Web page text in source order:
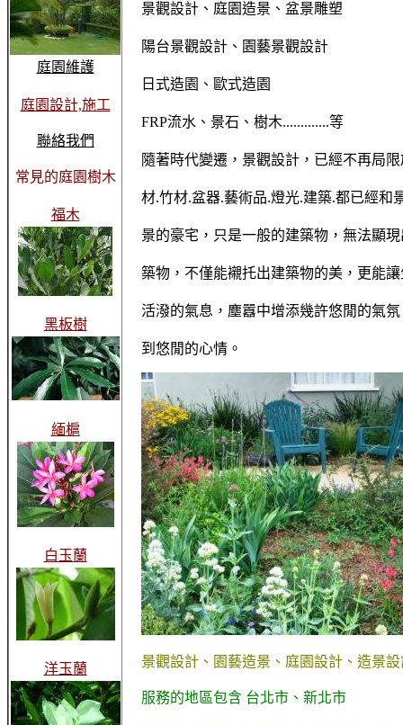
庭園維護
庭園設計,施工
聯絡我們
常見的庭園樹木
福木
黑板樹
緬槴
白玉蘭
洋玉蘭
景觀設計、庭園造景、盆景雕塑
陽台景觀設計、園藝景觀設計
日式造園、歐式造園
FRP流水、景石、樹木.............等
隨著時代變遷，景觀設計，已經不再局
材.竹材.盆器.藝術品.燈光.建築.都已經和
景的豪宅，只是一般的建築物，無法顯
築物，不僅能襯托出建築物的美，更能
活潑的氣息，塵囂中增添幾許悠閒的氣
到悠閒的心情。
景觀設計、園藝造景、庭園設計、造景
服務的地區包含 台北市、新北市